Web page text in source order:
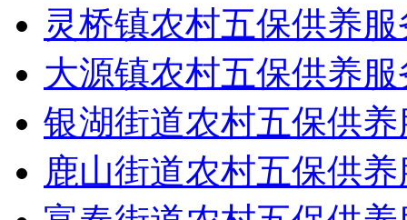
灵桥镇农村五保供养
大源镇农村五保供养
银湖街道农村五保供
鹿山街道农村五保供